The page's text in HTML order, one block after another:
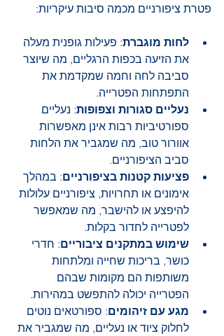
פטרת ציפורניים מכמה סיבות עיקריות:
לחות מוגברת: פעילות גופנית מעלה
את הזיעה בכפות הרגליים, מה שיוצר
סביבה לחה וחמה שמקדמת את
התפתחות הפטרייה.
נעליים סגורות וצפופות: נעליים
ספורטיביות רבות אינן מאפשרות
אוורור טוב, מה שמגביר את הלחות
סביב הציפורניים.
פציעות קטנות בציפורניים: במהלך
אימונים או תחרויות, ציפורניים עלולות
להיפצע או להישבר, מה שמאפשר
לפטרייה לחדור בקלות.
שימוש במתקנים ציבוריים: חדרי
כושר, בריכות שחייה ומלתחות
משותפות הם מקומות שבהם
הפטרייה יכולה להתפשט במהירות.
מגע עם זיהומים: ספורטאים נוטים
לחלוק ציוד או נעליים, מה שמגביר את